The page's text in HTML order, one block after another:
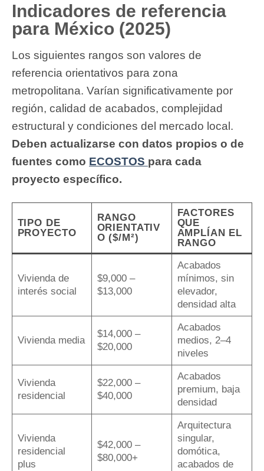
Indicadores de referencia
para México (2025)
Los siguientes rangos son valores de
referencia orientativos para zona
metropolitana. Varían significativamente por
región, calidad de acabados, complejidad
estructural y condiciones del mercado local.
Deben actualizarse con datos propios o de
fuentes como ECOSTOS para cada
proyecto específico.
TIPO DE
PROYECTO
RANGO
ORIENTATIV
O ($/M²)
FACTORES
QUE
AMPLÍAN EL
RANGO
Vivienda de
interés social
$9,000 –
$13,000
Acabados
mínimos, sin
elevador,
densidad alta
Vivienda media
$14,000 –
$20,000
Acabados
medios, 2–4
niveles
Vivienda
residencial
$22,000 –
$40,000
Acabados
premium, baja
densidad
Vivienda
residencial
plus
$42,000 –
$80,000+
Arquitectura
singular,
domótica,
acabados de